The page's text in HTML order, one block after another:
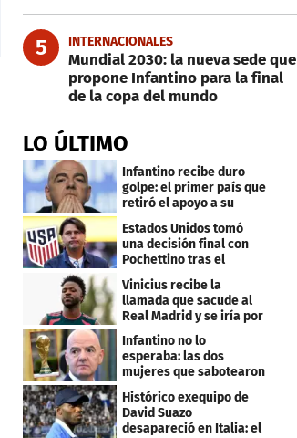
5 INTERNACIONALES
Mundial 2030: la nueva sede que
propone Infantino para la final
de la copa del mundo
LO ÚLTIMO
Infantino recibe duro
golpe: el primer país que
retiró el apoyo a su
Estados Unidos tomó
una decisión final con
Pochettino tras el
Mundial
Vinicius recibe la
llamada que sacude al
Real Madrid y se iría por
este salario
Infantino no lo
esperaba: las dos
mujeres que sabotearon
sus planes con el
Mundial
Histórico exequipo de
David Suazo
desapareció en Italia: el